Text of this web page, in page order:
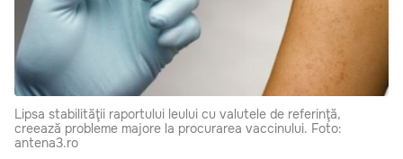
Lipsa stabilităţii raportului leului cu valutele de referinţă,
creează probleme majore la procurarea vaccinului. Foto:
antena3.ro